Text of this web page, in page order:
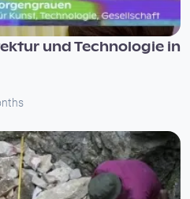
und Technologie in